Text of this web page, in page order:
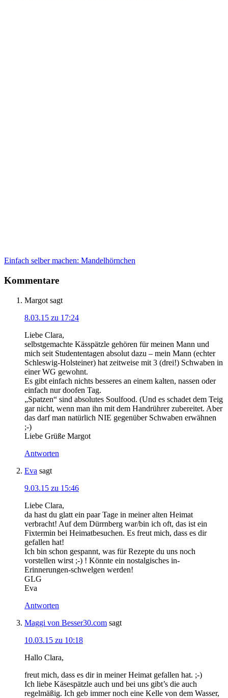
Einfach selber machen: Mandelhörnchen
Kommentare
Margot sagt
8.03.15 zu 17:24
Liebe Clara,
selbstgemachte Kässpätzle gehören für meinen Mann und
mich seit Studententagen absolut dazu – mein Mann (echter
Schleswig-Holsteiner) hat zeitweise mit 3 (drei!) Schwaben in
einer WG gewohnt.
Es gibt einfach nichts besseres an einem kalten, nassen oder
einfach nur doofen Tag.
„Spatzen“ sind absolutes Soulfood. (Und es schadet dem Teig
gar nicht, wenn man ihn mit dem Handrührer zubereitet. Aber
das darf man natürlich NIE gegenüber Schwaben erwähnen
;-)
Liebe Grüße Margot
Antworten
Eva sagt
9.03.15 zu 15:46
Liebe Clara,
da hast du glatt ein paar Tage in meiner alten Heimat
verbracht! Auf dem Dürrnberg war/bin ich oft, das ist ein
Fixtermin bei Heimatbesuchen. Es freut mich, dass es dir
gefallen hat!
Ich bin schon gespannt, was für Rezepte du uns noch
vorstellen wirst ;-) ! Könnte ein nostalgisches in-
Erinnerungen-schwelgen werden!
GLG
Eva
Antworten
Maggi von Besser30.com sagt
10.03.15 zu 10:18
Hallo Clara,
freut mich, dass es dir in meiner Heimat gefallen hat. ;-)
Ich liebe Käsespätzle auch und bei uns gibt’s die auch
regelmäßig. Ich geb immer noch eine Kelle von dem Wasser,